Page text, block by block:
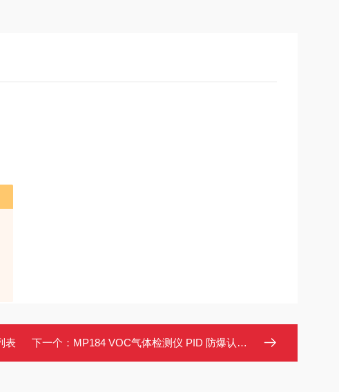
表 下一个： MP184 VOC气体检测仪 PID 防爆认证 无线蓝牙LoRa 跌倒报警 实时绘图